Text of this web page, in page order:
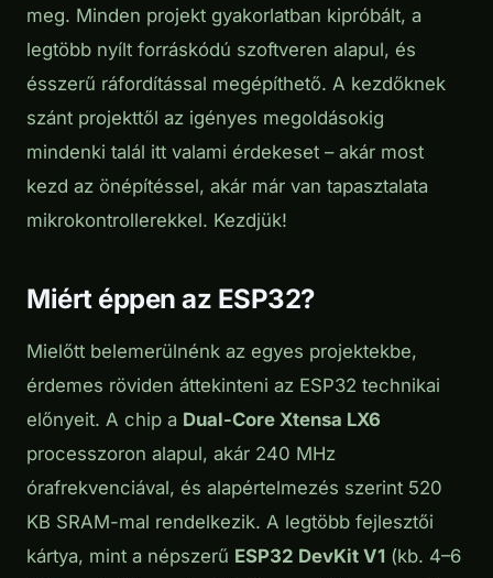
meg. Minden projekt gyakorlatban kipróbált, a
legtöbb nyílt forráskódú szoftveren alapul, és
ésszerű ráfordítással megépíthető. A kezdőknek
szánt projekttől az igényes megoldásokig
mindenki talál itt valami érdekeset – akár most
kezd az önépítéssel, akár már van tapasztalata
mikrokontrollerekkel. Kezdjük!
Miért éppen az ESP32?
Mielőtt belemerülnénk az egyes projektekbe,
érdemes röviden áttekinteni az ESP32 technikai
előnyeit. A chip a Dual-Core Xtensa LX6
processzoron alapul, akár 240 MHz
órafrekvenciával, és alapértelmezés szerint 520
KB SRAM-mal rendelkezik. A legtöbb fejlesztői
kártya, mint a népszerű ESP32 DevKit V1 (kb. 4–6